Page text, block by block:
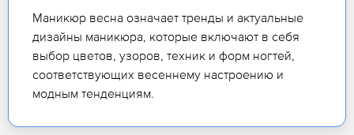
Маникюр весна означает тренды и актуальные
дизайны маникюра, которые включают в себя
выбор цветов, узоров, техник и форм ногтей,
соответствующих весеннему настроению и
модным тенденциям.